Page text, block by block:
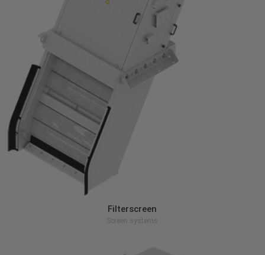
Filterscreen
Screen systems